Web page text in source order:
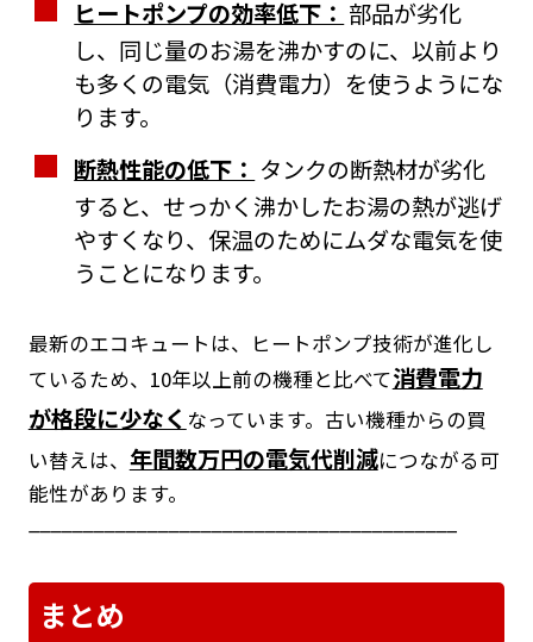
ヒートポンプの効率低下： 部品が劣化
し、同じ量のお湯を沸かすのに、以前より
も多くの電気（消費電力）を使うようにな
ります。
断熱性能の低下： タンクの断熱材が劣化
すると、せっかく沸かしたお湯の熱が逃げ
やすくなり、保温のためにムダな電気を使
うことになります。
最新のエコキュートは、ヒートポンプ技術が進化し
ているため、10年以上前の機種と比べて消費電力
が格段に少なく なっています。古い機種からの買
い替えは、 年間数万円の電気代削減につながる可
能性があります。
まとめ